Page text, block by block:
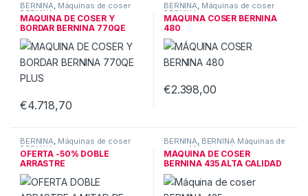
BERNINA, Máquinas de coser
BERNINA
MAQUINA DE COSER Y
BORDAR BERNINA 770QE
PLUS
€4.718,70
Este producto tiene múltiples variantes. Las opciones se
BERNINA, Máquinas de coser
BERNINA
MÁQUINA COSER BERNINA
480
€2.398,00
BERNINA, Máquinas de coser
BERNINA
OFERTA -50% DOBLE
ARRASTRE
BERNINA, BERNINA Máquinas de
coser,Máquinas de coser
BERNINA
MÁQUINA DE COSER
BERNINA 435 ALTA CALIDAD